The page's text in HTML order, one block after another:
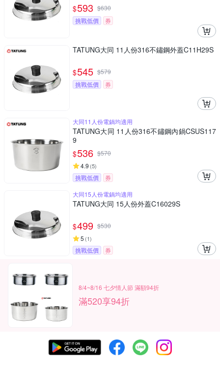
$593 $630
挑戰低價
券
TATUNG大同 11人份316不鏽鋼外蓋C11H29S
$545 $579
挑戰低價
券
大同11人份電鍋均適用
TATUNG大同 11人份316不鏽鋼內鍋CSUS117
9
$536 $570
4.9 (5)
挑戰低價
券
大同15人份電鍋均適用
TATUNG大同 15人份外蓋C16029S
$499 $530
5 (1)
挑戰低價 券
8/4~8/16 七夕情人節 滿額94折
滿520享94折